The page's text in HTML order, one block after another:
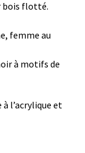
bois flotté.
femme au
à motifs de
l’acrylique et